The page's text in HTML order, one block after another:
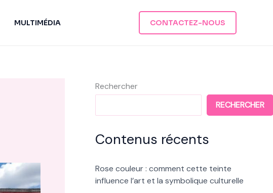
MULTIMÉDIA CONTACTEZ-NOUS
Rechercher
RECHERCHER
Contenus récents
Rose couleur : comment cette teinte
influence l’art et la symbolique culturelle